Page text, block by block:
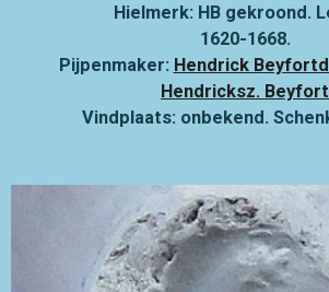
Hielmerk: HB gekroond.
1620-1668.
Pijpenmaker: Hendrick
Hendricksz. Beyfort
Vindplaats: onbekend.